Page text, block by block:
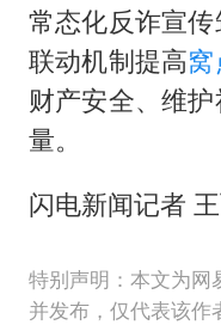
常态化反诈宣
联动机制提高窝
财产安全、维
量。
闪电新闻记者
特别声明：本文为网
并发布，仅代表该作